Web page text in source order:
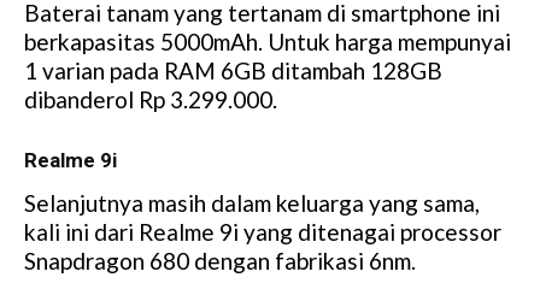
Baterai tanam yang tertanam di smartphone ini
berkapasitas 5000mAh. Untuk harga mempunyai
1 varian pada RAM 6GB ditambah 128GB
dibanderol Rp 3.299.000.
Realme 9i
Selanjutnya masih dalam keluarga yang sama,
kali ini dari Realme 9i yang ditenagai processor
Snapdragon 680 dengan fabrikasi 6nm.